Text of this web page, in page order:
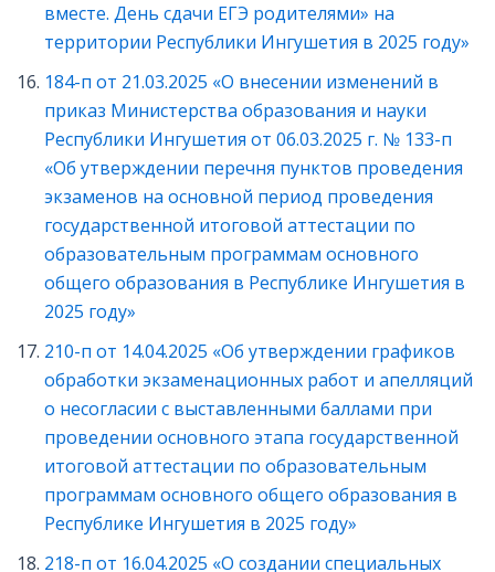
вместе. День сдачи ЕГЭ родителями» на
территории Республики Ингушетия в 2025 году»
184-п от 21.03.2025 «О внесении изменений в
приказ Министерства образования и науки
Республики Ингушетия от 06.03.2025 г. № 133-п
«Об утверждении перечня пунктов проведения
экзаменов на основной период проведения
государственной итоговой аттестации по
образовательным программам основного
общего образования в Республике Ингушетия в
2025 году»
210-п от 14.04.2025 «Об утверждении графиков
обработки экзаменационных работ и апелляций
о несогласии с выставленными баллами при
проведении основного этапа государственной
итоговой аттестации по образовательным
программам основного общего образования в
Республике Ингушетия в 2025 году»
218-п от 16.04.2025 «О создании специальных